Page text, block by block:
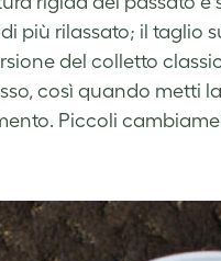
più rilassato; il taglio
del colletto
così quando metti
Piccoli